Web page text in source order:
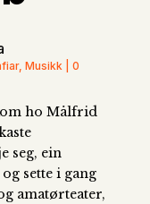
Musikk | 0
ho Målfrid
seg, ein
sette i gang
amatørteater,